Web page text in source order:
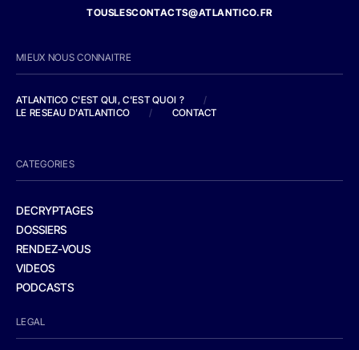
TOUSLESCONTACTS@ATLANTICO.FR
MIEUX NOUS CONNAITRE
ATLANTICO C'EST QUI, C'EST QUOI ?
/
LE RESEAU D'ATLANTICO
/ CONTACT
CATEGORIES
DECRYPTAGES
DOSSIERS
RENDEZ-VOUS
VIDEOS
PODCASTS
LEGAL